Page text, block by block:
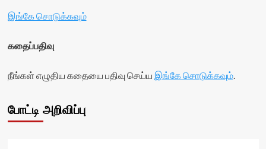
இங்கே சொடுக்கவும்
கதைப்பதிவு
நீங்கள் எழுதிய கதையை பதிவு செய்ய இங்கே சொடுக்கவும்.
போட்டி அறிவிப்பு